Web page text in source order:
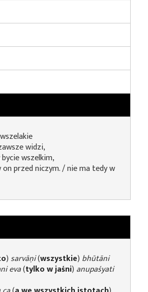
widzi,
wszelkim,
przed niczym. / nie ma tedy w
)sarvāṇi(wszystkie) bhūtāni
eva(tylko w jaśni) anupaśyati